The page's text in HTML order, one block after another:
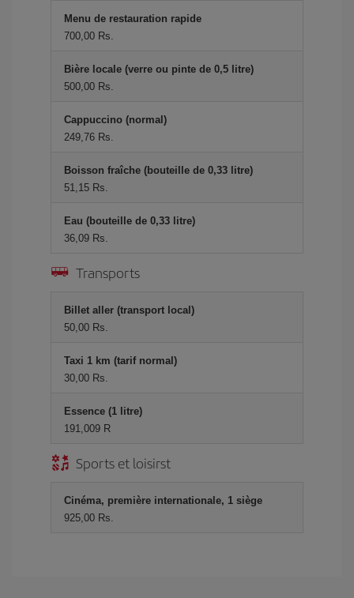
Menu de restauration rapide
700,00 Rs.
Bière locale (verre ou pinte de 0,5 litre)
500,00 Rs.
Cappuccino (normal)
249,76 Rs.
Boisson fraîche (bouteille de 0,33 litre)
51,15 Rs.
Eau (bouteille de 0,33 litre)
36,09 Rs.
Transports
Billet aller (transport local)
50,00 Rs.
Taxi 1 km (tarif normal)
30,00 Rs.
Essence (1 litre)
191,009 R
Sports et loisirst
Cinéma, première internationale, 1 siège
925,00 Rs.